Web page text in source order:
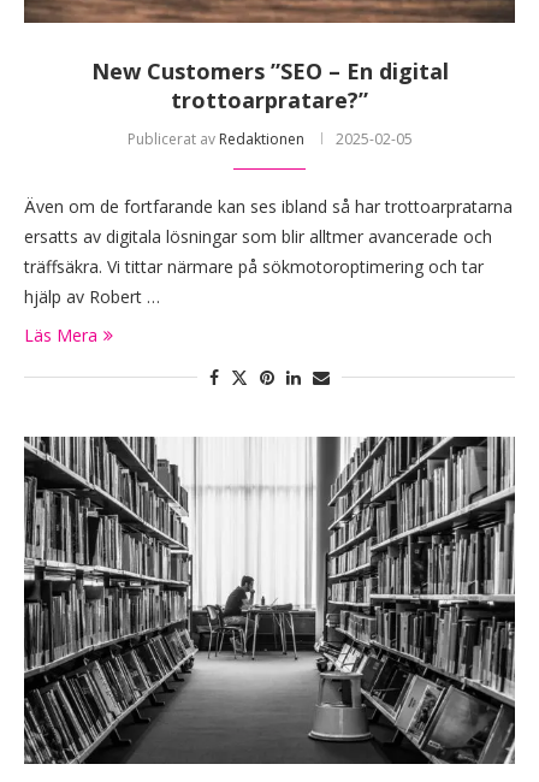
New Customers ”SEO – En digital
trottoarpratare?”
Publicerat av Redaktionen 2025-02-05
Även om de fortfarande kan ses ibland så har trottoarpratarna
ersatts av digitala lösningar som blir alltmer avancerade och
träffsäkra. Vi tittar närmare på sökmotoroptimering och tar
hjälp av Robert …
Läs Mera